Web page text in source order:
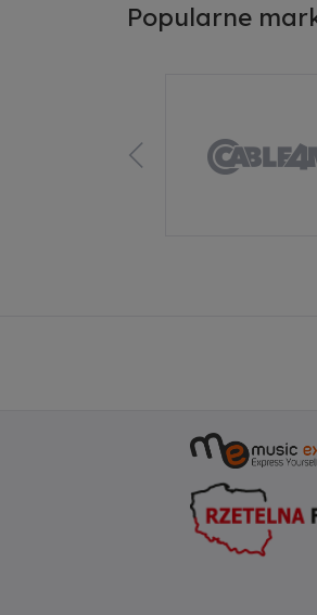
Popularne